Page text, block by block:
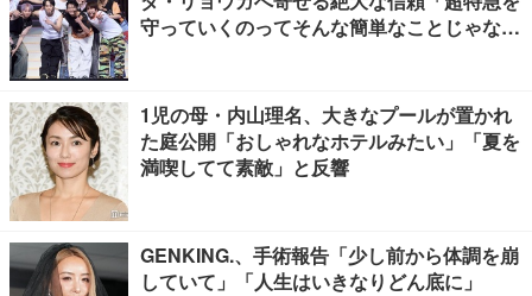
守っていくのってそんな簡単なことじゃな
1児の母・内山理名、大きなプールが置かれ
た庭公開「おしゃれなホテルみたい」「夏を
満喫してて素敵」と反響
GENKING.、手術報告「少し前から体調を崩
していて」「人生はいきなりどん底に」